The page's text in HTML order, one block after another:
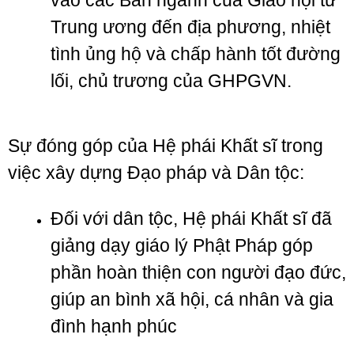
Trung ương đến địa phương, nhiệt
tình ủng hộ và chấp hành tốt đường
lối, chủ trương của GHPGVN.
Sự đóng góp của Hệ phái Khất sĩ trong
việc xây dựng Đạo pháp và Dân tộc:
Đối với dân tộc, Hệ phái Khất sĩ đã
giảng dạy giáo lý Phật Pháp góp
phần hoàn thiện con người đạo đức,
giúp an bình xã hội, cá nhân và gia
đình hạnh phúc